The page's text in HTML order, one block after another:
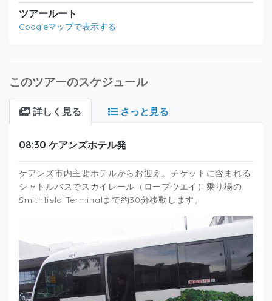
ツアールート
Googleマップで表示する
このツアーのスケジュール
詳しく見る さっと見る
08:30 ケアンズホテル発
ケアンズ市内主要ホテルからお迎え。チケットに含まれる
シャトルバスでスカイレール（ロープウエイ）乗り場の
Smithfield Terminalまで約30分移動します。